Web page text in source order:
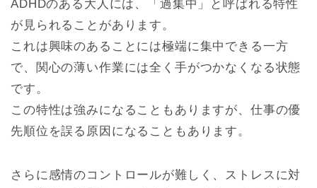
ADHDのある大人には、「過集中」と呼ばれる特性
が見られることがあります。
これは興味のあることには極端に集中できる一方
で、関心の薄い作業には全く手がつかなくなる状態
です。
この特性は強みになることもありますが、仕事の優
先順位を誤る原因になることもあります。
さらに感情のコントロールが難しく、ストレスに対